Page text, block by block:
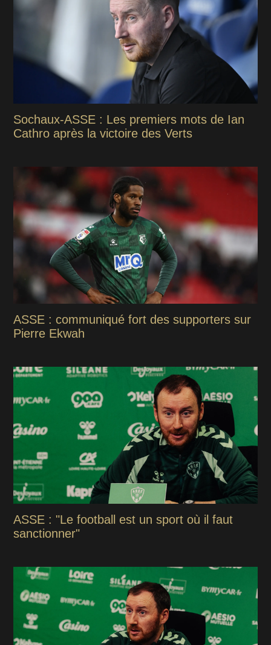
Sochaux-ASSE : Les premiers mots de Ian
Cathro après la victoire des Verts
ASSE : communiqué fort des supporters sur
Pierre Ekwah
ASSE : "Le football est un sport où il faut
sanctionner"